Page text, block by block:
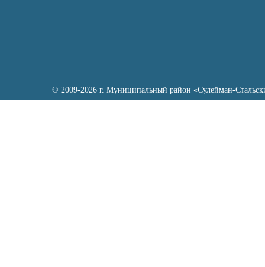
© 2009-2026 г. Муниципальный район «Сулейман-